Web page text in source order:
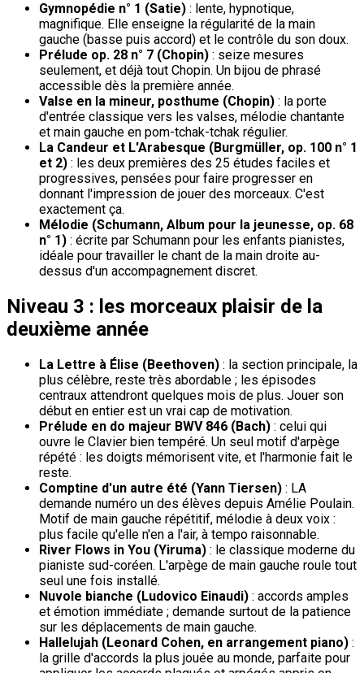
Gymnopédie n° 1 (Satie) : lente, hypnotique,
magnifique. Elle enseigne la régularité de la main
gauche (basse puis accord) et le contrôle du son doux.
Prélude op. 28 n° 7 (Chopin) : seize mesures
seulement, et déjà tout Chopin. Un bijou de phrasé
accessible dès la première année.
Valse en la mineur, posthume (Chopin) : la porte
d'entrée classique vers les valses, mélodie chantante
et main gauche en pom-tchak-tchak régulier.
La Candeur et L'Arabesque (Burgmüller, op. 100 n° 1
et 2) : les deux premières des 25 études faciles et
progressives, pensées pour faire progresser en
donnant l'impression de jouer des morceaux. C'est
exactement ça.
Mélodie (Schumann, Album pour la jeunesse, op. 68
n° 1) : écrite par Schumann pour les enfants pianistes,
idéale pour travailler le chant de la main droite au-
dessus d'un accompagnement discret.
Niveau 3 : les morceaux plaisir de la
deuxième année
La Lettre à Élise (Beethoven) : la section principale, la
plus célèbre, reste très abordable ; les épisodes
centraux attendront quelques mois de plus. Jouer son
début en entier est un vrai cap de motivation.
Prélude en do majeur BWV 846 (Bach) : celui qui
ouvre le Clavier bien tempéré. Un seul motif d'arpège
répété : les doigts mémorisent vite, et l'harmonie fait le
reste.
Comptine d'un autre été (Yann Tiersen) : LA
demande numéro un des élèves depuis Amélie Poulain.
Motif de main gauche répétitif, mélodie à deux voix :
plus facile qu'elle n'en a l'air, à tempo raisonnable.
River Flows in You (Yiruma) : le classique moderne du
pianiste sud-coréen. L'arpège de main gauche roule tout
seul une fois installé.
Nuvole bianche (Ludovico Einaudi) : accords amples
et émotion immédiate ; demande surtout de la patience
sur les déplacements de main gauche.
Hallelujah (Leonard Cohen, en arrangement piano) :
la grille d'accords la plus jouée au monde, parfaite pour